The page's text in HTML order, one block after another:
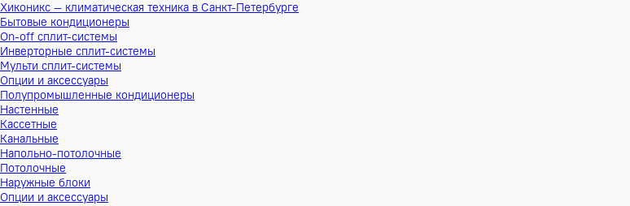
Хиконикс — климатическая техника в Санкт-Петербурге
Бытовые кондиционеры
On-off сплит-системы
Инверторные сплит-системы
Мульти сплит-системы
Опции и аксессуары
Полупромышленные кондиционеры
Настенные
Кассетные
Канальные
Напольно-потолочные
Потолочные